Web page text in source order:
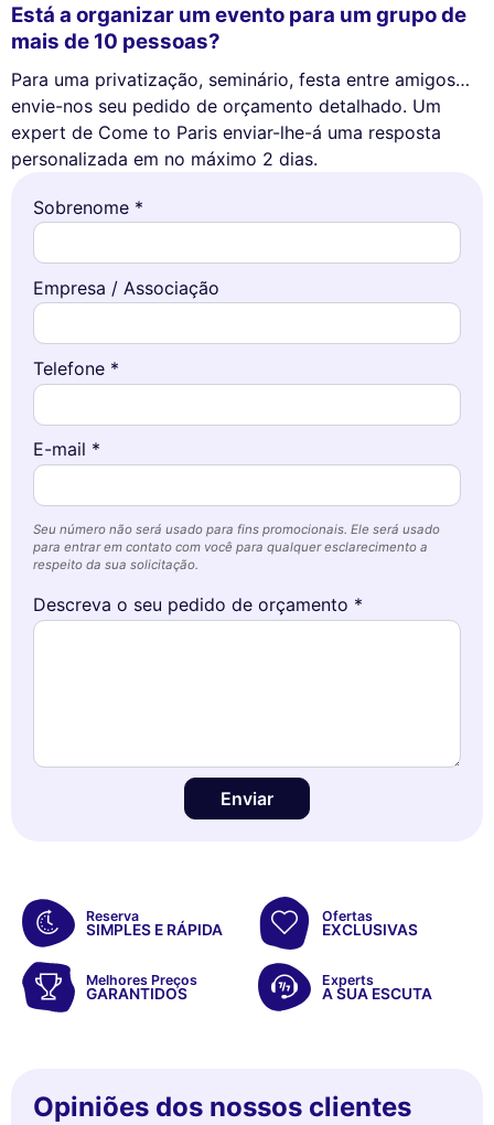
Está a organizar um evento para um grupo de
mais de 10 pessoas?
Para uma privatização, seminário, festa entre amigos…
envie-nos seu pedido de orçamento detalhado. Um
expert de Come to Paris enviar-lhe-á uma resposta
personalizada em no máximo 2 dias.
Sobrenome *
Empresa / Associação
Telefone *
E-mail *
Seu número não será usado para fins promocionais. Ele será usado
para entrar em contato com você para qualquer esclarecimento a
respeito da sua solicitação.
Descreva o seu pedido de orçamento *
Enviar
Reserva
SIMPLES E RÁPIDA
Ofertas
EXCLUSIVAS
Melhores Preços
GARANTIDOS
Experts
A SUA ESCUTA
Opiniões dos nossos clientes